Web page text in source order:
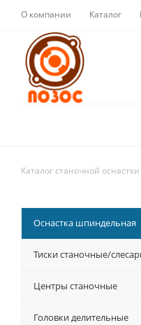
О компании Каталог
Каталог станочной оснастки
Оснастка шпиндельная
Тиски станочные/
Центры станочные
Головки делительные